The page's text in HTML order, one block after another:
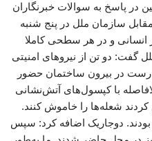
در پاسخ به سوالات خبرنگاران
سازمان ملل در پنج شنبه
و در هر سطحی کاملا
دو تن از نیروهای امنیتی
در بیرون ساختمان حضور
با کپسول‌های آتش‌نشانی
شعله‌ها را خاموش کنند.
دوجاریک اضافه کرد: سپس